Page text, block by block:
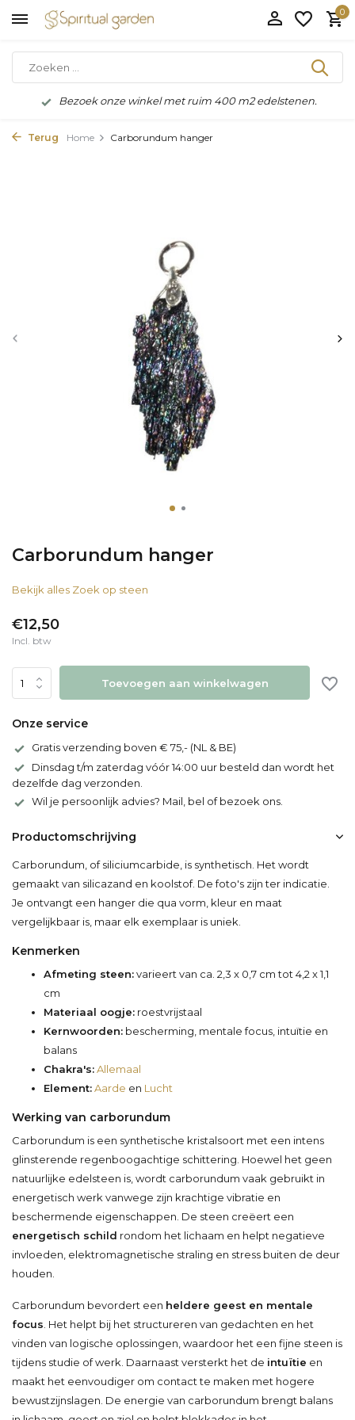
0
Bezoek onze winkel met ruim 400 m2 edelstenen.
Terug Home Carborundum hanger
Carborundum hanger
Bekijk alles Zoek op steen
€12,50
Incl. btw
Toevoegen aan winkelwagen
Onze service
Gratis verzending boven € 75,- (NL & BE)
Dinsdag t/m zaterdag vóór 14:00 uur besteld dan wordt het
dezelfde dag verzonden.
Wil je persoonlijk advies? Mail, bel of bezoek ons.
Productomschrijving
Carborundum, of siliciumcarbide, is synthetisch. Het wordt
gemaakt van silicazand en koolstof. De foto's zijn ter indicatie.
Je ontvangt een hanger die qua vorm, kleur en maat
vergelijkbaar is, maar elk exemplaar is uniek.
Kenmerken
Afmeting steen:varieert van ca. 2,3 x 0,7 cm tot 4,2 x 1,1
cm
Materiaal oogje: roestvrijstaal
Kernwoorden: bescherming, mentale focus, intuïtie en
balans
Chakra's:Allemaal
Element:Aarde en Lucht
Werking van carborundum
Carborundum is een synthetische kristalsoort met een intens
glinsterende regenboogachtige schittering. Hoewel het geen
natuurlijke edelsteen is, wordt carborundum vaak gebruikt in
energetisch werk vanwege zijn krachtige vibratie en
beschermende eigenschappen. De steen creëert een
energetisch schild rondom het lichaam en helpt negatieve
invloeden, elektromagnetische straling en stress buiten de deur
houden.
Carborundum bevordert een heldere geest en mentale
focus . Het helpt bij het structureren van gedachten en het
vinden van logische oplossingen, waardoor het een fijne steen is
tijdens studie of werk. Daarnaast versterkt het de intuïtie en
maakt het eenvoudiger om contact te maken met hogere
bewustzijnslagen. De energie van carborundum brengt balans